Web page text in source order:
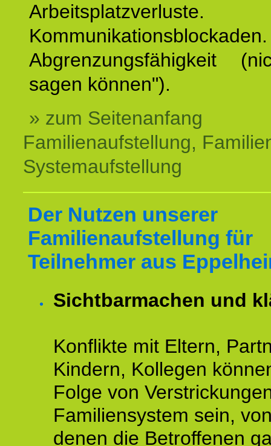
Arbeitsplatzverluste.
Abgrenzungsfähigkeit
sagen können").
» zum Seitenanfang
Familienaufstellung,
Systemaufstellung
Der Nutzen unserer
Familienaufstellung für
Teilnehmer aus
Sichtbarmachen und
Konflikte mit Eltern,
Kindern, Kollegen
Folge von
Familiensystem sein,
denen die Betroffenen